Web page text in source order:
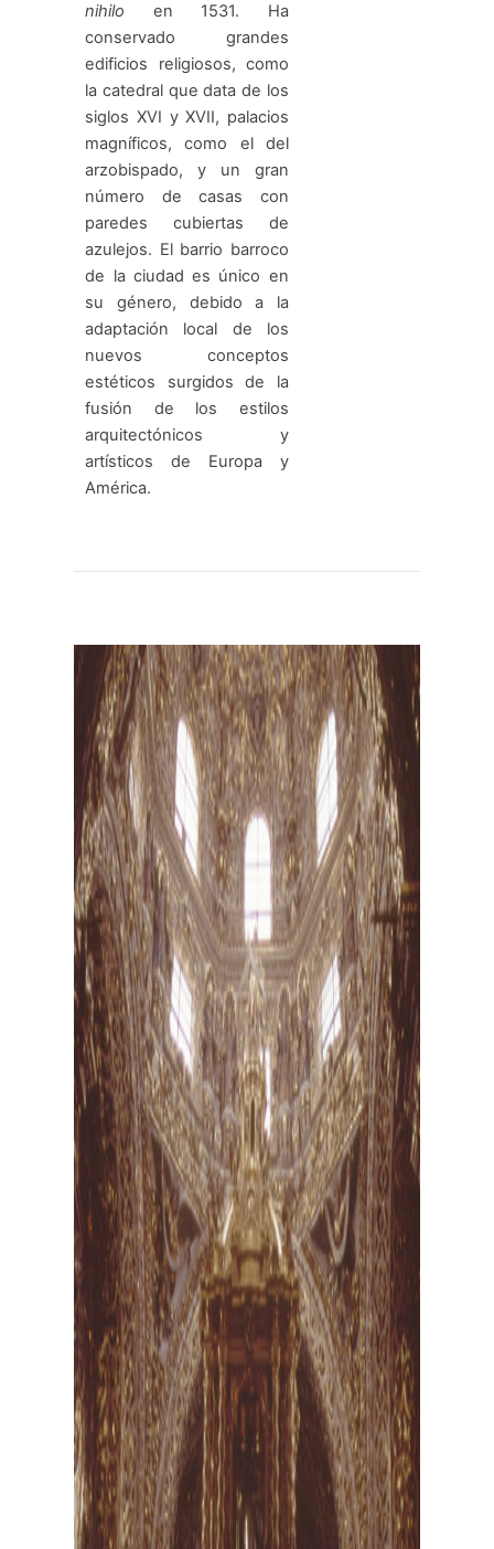
nihilo en 1531. Ha
conservado grandes
edificios religiosos, como
la catedral que data de los
siglos XVI y XVII, palacios
magníficos, como el del
arzobispado, y un gran
número de casas con
paredes cubiertas de
azulejos. El barrio barroco
de la ciudad es único en
su género, debido a la
adaptación local de los
nuevos conceptos
estéticos surgidos de la
fusión de los estilos
arquitectónicos y
artísticos de Europa y
América.